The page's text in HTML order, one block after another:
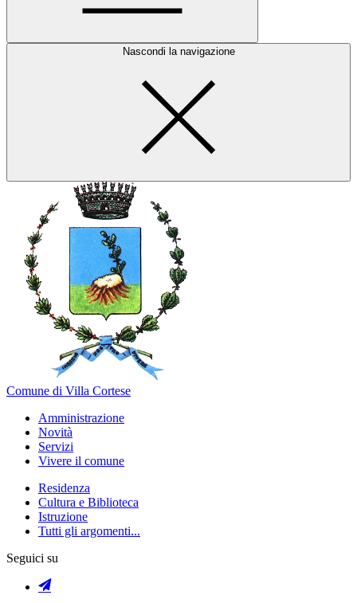
Nascondi la navigazione
Comune di Villa Cortese
Amministrazione
Novità
Servizi
Vivere il comune
Residenza
Cultura e Biblioteca
Istruzione
Tutti gli argomenti...
Seguici su